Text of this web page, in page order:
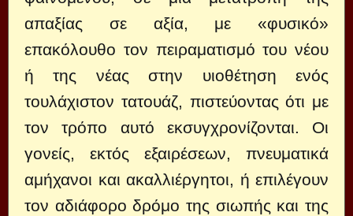
απαξίας σε αξία, με «φυσικό»
επακόλουθο τον πειραματισμό του νέου
ή της νέας στην υιοθέτηση ενός
τουλάχιστον τατουάζ, πιστεύοντας ότι με
τον τρόπο αυτό εκσυγχρονίζονται. Οι
γονείς, εκτός εξαιρέσεων, πνευματικά
αμήχανοι και ακαλλιέργητοι, ή επιλέγουν
τον αδιάφορο δρόμο της σιωπής και της